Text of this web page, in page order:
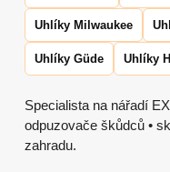
Uhlíky Milwaukee
Uhlíky Güde Uhlíky
Specialista na nářadí
odpuzovače škůdců •
zahradu.